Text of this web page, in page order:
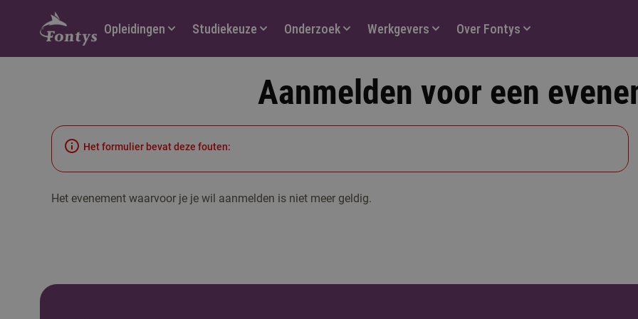
Hoofdmenu
Opleidingen Studiekeuze Onderzoek Werkgevers Over Fontys
Aanmelden voor een
Het formulier bevat deze fouten:
Het evenement waarvoor je je wil aanmelden is niet meer geldig.